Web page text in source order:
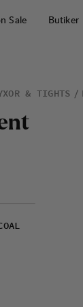
Sale Butiker
& TIGHTS
nt